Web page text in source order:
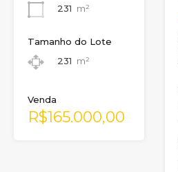
231 m²
Tamanho do Lote
231 m²
Venda
R$165.000,00